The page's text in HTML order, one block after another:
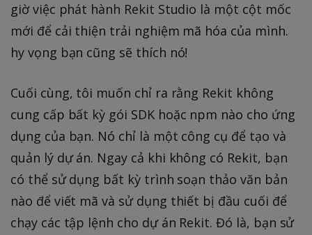
giờ việc phát hành Rekit Studio là một cột mốc
mới để cải thiện trải nghiệm mã hóa của mình.
hy vọng bạn cũng sẽ thích nó!
Cuối cùng, tôi muốn chỉ ra rằng Rekit không
cung cấp bất kỳ gói SDK hoặc npm nào cho ứng
dụng của bạn. Nó chỉ là một công cụ để tạo và
quản lý dự án. Ngay cả khi không có Rekit, bạn
có thể sử dụng bất kỳ trình soạn thảo văn bản
nào để viết mã và sử dụng thiết bị đầu cuối để
chạy các tập lệnh cho dự án Rekit. Đó là, bạn sử